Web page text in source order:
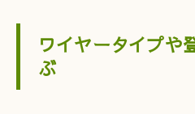
ワイヤータイプや
ぶ